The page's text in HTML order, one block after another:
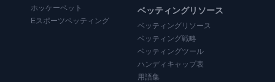
ホッケーベット
Eスポーツベッティング
ベッティングリソース
ベッティングリソース
ベッティング戦略
ベッティングツール
ハンディキャップ表
用語集